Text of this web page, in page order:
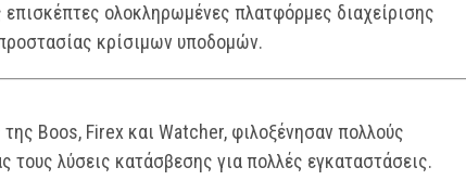
επισκέπτες ολοκληρωμένες πλατφόρμες διαχείρισης
κρίσιμων υποδομών.
Boos, Firex και Watcher, φιλοξένησαν πολλούς
τους λύσεις κατάσβεσης για πολλές εγκαταστάσεις.